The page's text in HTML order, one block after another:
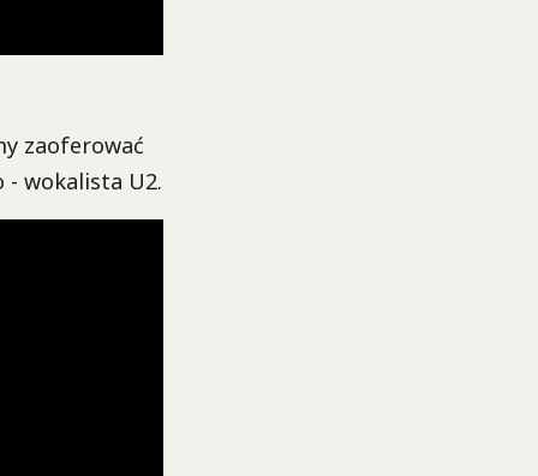
zaoferować
- wokalista U2.